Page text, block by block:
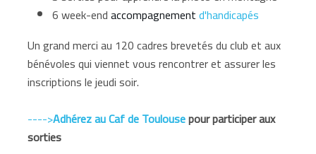
6 week-endaccompagnementd'handicapés
Un grand merci au 120 cadres brevetés du club et aux
bénévoles qui viennet vous rencontrer et assurer les
inscriptions le jeudi soir.
---->Adhérez au Caf de Toulousepour participer aux
sorties